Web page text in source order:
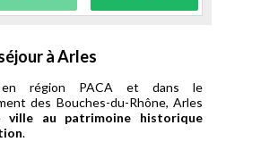
à Arles
en région PACA et dans le
des Bouches-du-Rhône, Arles
ville au patrimoine historique
.